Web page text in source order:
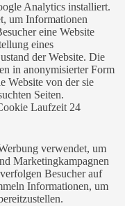
Analytics installiert.
um Informationen
eine Website
eines
der Website. Die
in anonymisierter Form
Website von der sie
Seiten.
Laufzeit 24
verwendet, um
Marketingkampagnen
Besucher auf
Informationen, um